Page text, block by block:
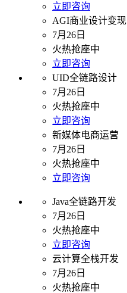
立即咨询
AGI商业设计变现
7月26日
火热抢座中
立即咨询
UID全链路设计
7月26日
火热抢座中
立即咨询
新媒体电商运营
7月26日
火热抢座中
立即咨询
Java全链路开发
7月26日
火热抢座中
立即咨询
云计算全栈开发
7月26日
火热抢座中